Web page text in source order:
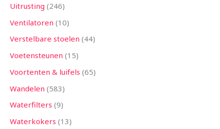
Uitrusting 246
Ventilatoren 10
Verstelbare stoelen 44
Voetensteunen 15
Voortenten & luifels 65
Wandelen 583
Waterfilters 9
Waterkokers 13